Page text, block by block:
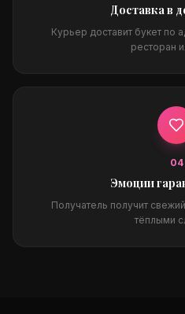
Доставка в
Курьер доставит букет по
ресторан
04
Эмоции
Получатель получит
тёплыми